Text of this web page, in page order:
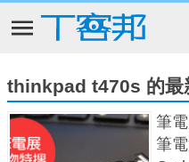
thinkpad t470s 的最
筆
筆